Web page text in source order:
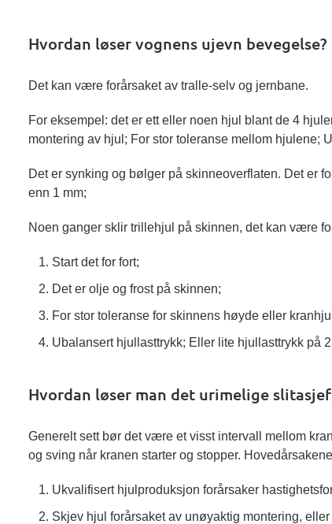
Hvordan løser vognens ujevn bevegelse?
Det kan være forårsaket av tralle-selv og jernbane.
For eksempel: det er ett eller noen hjul blant de 4
montering av hjul; For stor toleranse mellom hjulene;
Det er synking og bølger på skinneoverflaten. Det er
enn 1 mm;
Noen ganger sklir trillehjul på skinnen, det kan være
Start det for fort;
Det er olje og frost på skinnen;
For stor toleranse for skinnens høyde eller
Ubalansert hjullasttrykk; Eller lite hjullasttrykk på
Hvordan løser man det urimelige
Generelt sett bør det være et visst intervall mellom
og sving når kranen starter og stopper.
Ukvalifisert hjulproduksjon forårsaker
Skjev hjul forårsaket av unøyaktig montering,